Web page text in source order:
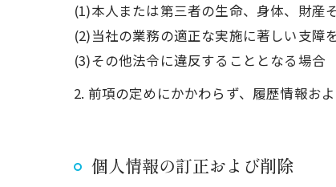
(1)本人または第三者の生命、身体、財産
(2)当社の業務の適正な実施に著しい支障
(3)その他法令に違反することとなる場合
2. 前項の定めにかかわらず、履歴情報お
個人情報の訂正および削除